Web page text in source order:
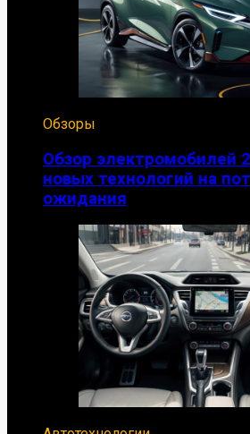
Обзоры
Обзор электромобилей
новых технологий на
ожидания